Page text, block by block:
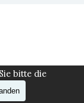
bitte die